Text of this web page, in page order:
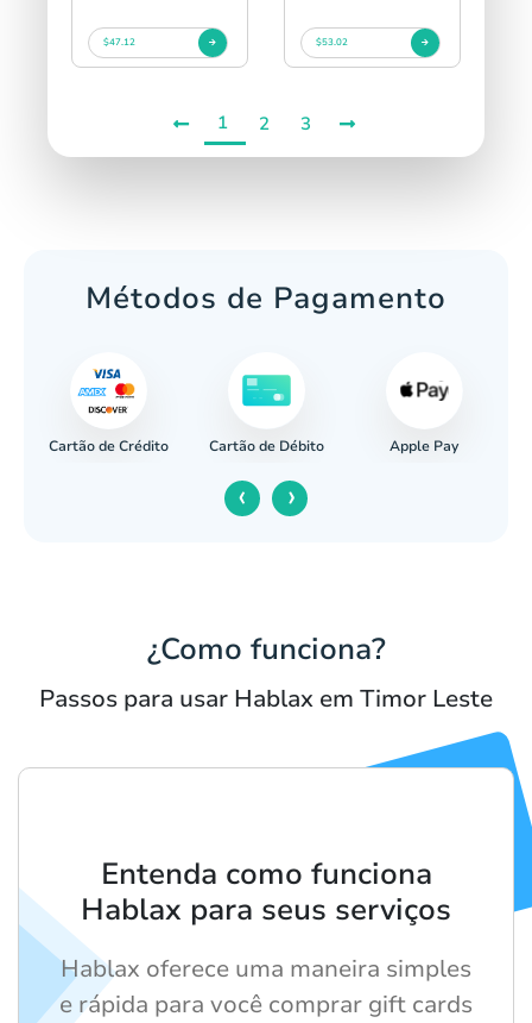
$47.12 $53.02
1 2 3
Métodos de Pagamento
Cartão de Crédito Cartão de Débito Apple Pay
‹ ›
¿Como funciona?
Passos para usar Hablax em Timor Leste
Entenda como funciona
Hablax para seus serviços
Hablax oferece uma maneira simples
e rápida para você comprar gift cards